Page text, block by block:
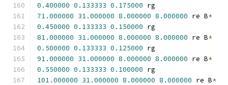
0.400000 0.133333 0.175000 rg
71.000000 31.000000 8.000000 8.000000 re B*
0.450000 0.133333 0.150000 rg
81.000000 31.000000 8.000000 8.000000 re B*
0.500000 0.133333 0.125000 rg
91.000000 31.000000 8.000000 8.000000 re B*
0.550000 0.133333 0.100000 rg
101.000000 31.000000 8.000000 8.000000 re B*